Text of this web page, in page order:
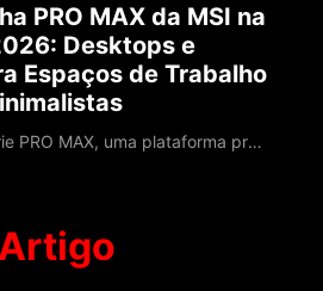
PRO MAX da MSI na
Desktops e
Espaços de Trabalho
MSI apresenta a Série PRO MAX, uma plataforma profissional construída em torno de Modernidade, Aceleração e eXperiência. Projetada com uma hierarquia visual unificada, mantém o foco inteiramente no conteúdo enquanto otimiza multitarefa, tarefas centradas em dados e colaboração híbrida. À medida que os fluxos de trabalho transcendem os escritórios tradicionais, o PRO MAX garante continuidade entre ambientes domésticos e colaborativos. Lançad
Artigo